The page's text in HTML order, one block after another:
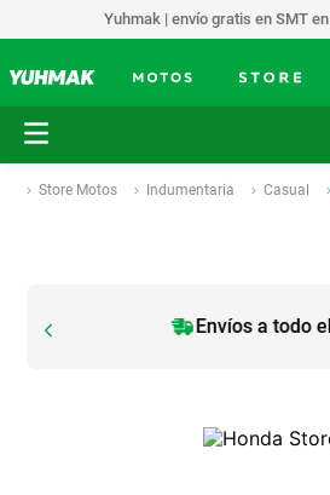
Yuhmak | envío gratis en SMT
Store Motos Indumentaria Casual
Envíos a todo